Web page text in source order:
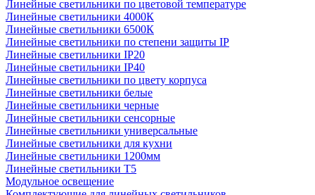
Линейные светильники по цветовой температуре
Линейные светильники 4000К
Линейные светильники 6500К
Линейные светильники по степени защиты IP
Линейные светильники IP20
Линейные светильники IP40
Линейные светильники по цвету корпуса
Линейные светильники белые
Линейные светильники черные
Линейные светильники сенсорные
Линейные светильники универсальные
Линейные светильники для кухни
Линейные светильники 1200мм
Линейные светильники Т5
Модульное освещение